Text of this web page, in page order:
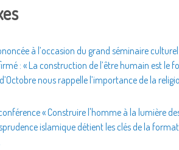
à l’occasion du grand séminaire
: « La construction de l’être humain est le
nous rappelle l’importance de la
« Construire l'homme à la lumière
islamique détient les clés de la